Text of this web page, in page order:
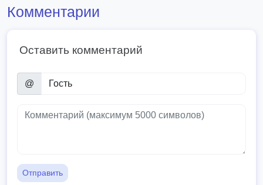
Комментарии
Оставить комментарий
@
Отправить